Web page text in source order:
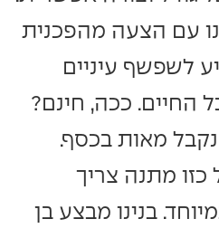
עם הצעה מהפכנית
לשפשף עיניים
החיים. ככה, חינם?
מאות בכסף.
כזו מתנה צריך
בנינו מבצע בן